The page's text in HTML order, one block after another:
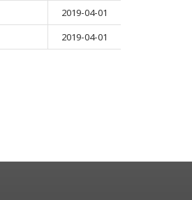
2019-04-01
2019-04-01